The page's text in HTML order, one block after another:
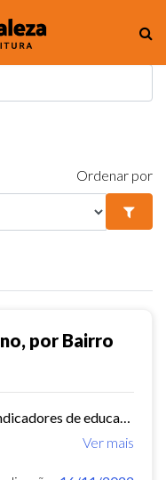
Ordenar por
por Bairro
Ver mais